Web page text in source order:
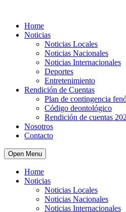
Home
Noticias
Noticias Locales
Noticias Nacionales
Noticias Internacionales
Deportes
Entretenimiento
Rendición de Cuentas
Plan de contingencia
Código deontológico
Rendición de cuentas
Nosotros
Contacto
Open Menu
Home
Noticias
Noticias Locales
Noticias Nacionales
Noticias Internacionales